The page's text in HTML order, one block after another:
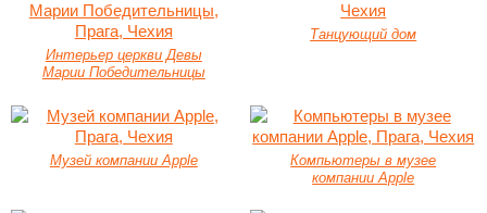
Интерьер церкви Девы
Марии Победительницы
Танцующий дом
Музей компании Apple
Компьютеры в музее
компании Apple